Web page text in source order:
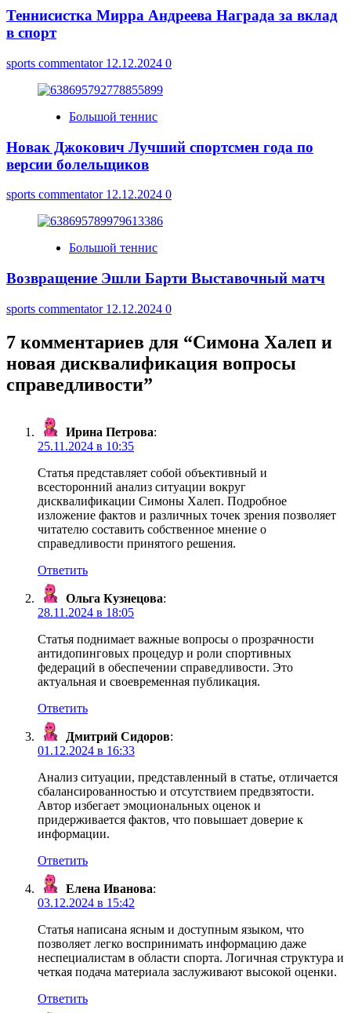
Теннисистка Мирра Андреева Награда за вклад
в спорт
sports commentator 12.12.2024 0
Большой теннис
Новак Джокович Лучший спортсмен года по
версии болельщиков
sports commentator 12.12.2024 0
Большой теннис
Возвращение Эшли Барти Выставочный матч
sports commentator 12.12.2024 0
7 комментариев для “Симона Халеп и
новая дисквалификация вопросы
справедливости”
Ирина Петрова:
25.11.2024 в 10:35
Статья представляет собой объективный и
всесторонний анализ ситуации вокруг
дисквалификации Симоны Халеп. Подробное
изложение фактов и различных точек зрения позволяет
читателю составить собственное мнение о
справедливости принятого решения.
Ответить
Ольга Кузнецова:
28.11.2024 в 18:05
Статья поднимает важные вопросы о прозрачности
антидопинговых процедур и роли спортивных
федераций в обеспечении справедливости. Это
актуальная и своевременная публикация.
Ответить
Дмитрий Сидоров:
01.12.2024 в 16:33
Анализ ситуации, представленный в статье, отличается
сбалансированностью и отсутствием предвзятости.
Автор избегает эмоциональных оценок и
придерживается фактов, что повышает доверие к
информации.
Ответить
Елена Иванова:
03.12.2024 в 15:42
Статья написана ясным и доступным языком, что
позволяет легко воспринимать информацию даже
неспециалистам в области спорта. Логичная структура и
четкая подача материала заслуживают высокой оценки.
Ответить